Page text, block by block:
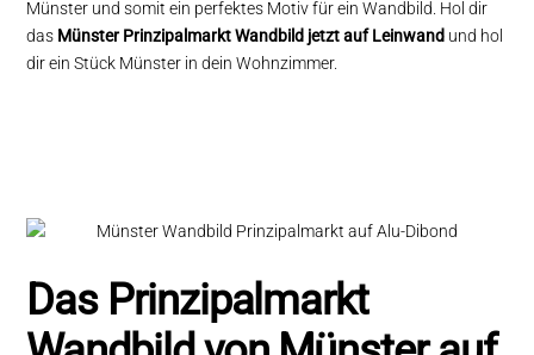
Münster und somit ein perfektes Motiv für ein Wandbild. Hol dir
das Münster Prinzipalmarkt Wandbild jetzt auf Leinwand und hol
dir ein Stück Münster in dein Wohnzimmer.
Das Prinzipalmarkt